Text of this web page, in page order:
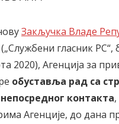
Закључка Владе
(„Службени гласник РС“,
2020), Агенција за
обуставља рад са
контакта
Агенције, до дана